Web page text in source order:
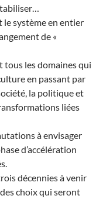
le système en entier
de «
tous les domaines qui
en passant par
la politique et
liées
à envisager
d’accélération
décennies à venir
choix qui seront